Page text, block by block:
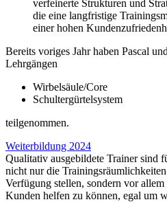
verfeinerte Strukturen und
die eine langfristige
einer hohen
Bereits voriges Jahr haben Pascal
Lehrgängen
Wirbelsäule/Core
Schultergürtelsystem
teilgenommen.
Weiterbildung 2024
Qualitativ ausgebildete Trainer sind
nicht nur die
Verfügung stellen, sondern vor
Kunden helfen zu können, egal um